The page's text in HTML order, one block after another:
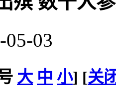
05-03
大 中 小] [关